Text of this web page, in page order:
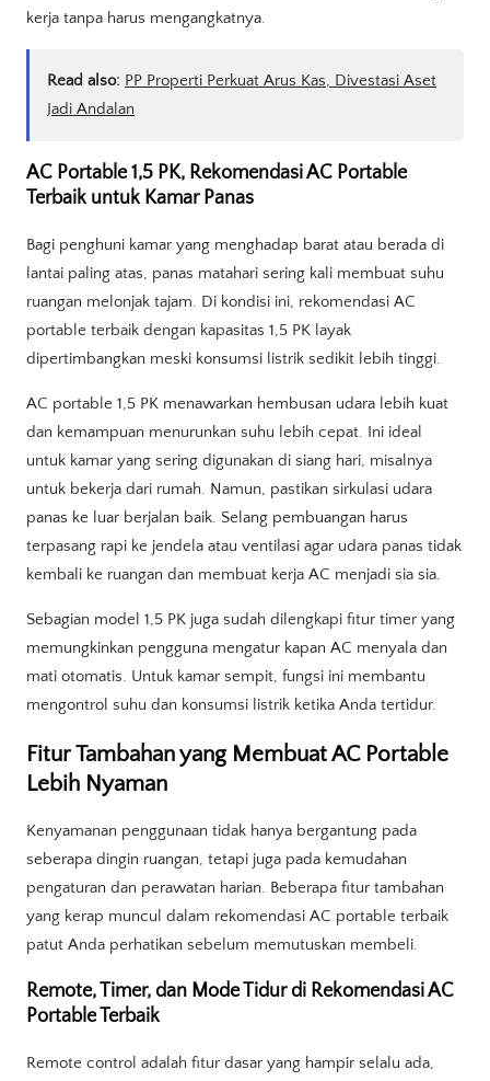
kerja tanpa harus mengangkatnya.
Read also: PP Properti Perkuat Arus Kas, Divestasi Aset
Jadi Andalan
AC Portable 1,5 PK, Rekomendasi AC Portable
Terbaik untuk Kamar Panas
Bagi penghuni kamar yang menghadap barat atau berada di
lantai paling atas, panas matahari sering kali membuat suhu
ruangan melonjak tajam. Di kondisi ini, rekomendasi AC
portable terbaik dengan kapasitas 1,5 PK layak
dipertimbangkan meski konsumsi listrik sedikit lebih tinggi.
AC portable 1,5 PK menawarkan hembusan udara lebih kuat
dan kemampuan menurunkan suhu lebih cepat. Ini ideal
untuk kamar yang sering digunakan di siang hari, misalnya
untuk bekerja dari rumah. Namun, pastikan sirkulasi udara
panas ke luar berjalan baik. Selang pembuangan harus
terpasang rapi ke jendela atau ventilasi agar udara panas tidak
kembali ke ruangan dan membuat kerja AC menjadi sia sia.
Sebagian model 1,5 PK juga sudah dilengkapi fitur timer yang
memungkinkan pengguna mengatur kapan AC menyala dan
mati otomatis. Untuk kamar sempit, fungsi ini membantu
mengontrol suhu dan konsumsi listrik ketika Anda tertidur.
Fitur Tambahan yang Membuat AC Portable
Lebih Nyaman
Kenyamanan penggunaan tidak hanya bergantung pada
seberapa dingin ruangan, tetapi juga pada kemudahan
pengaturan dan perawatan harian. Beberapa fitur tambahan
yang kerap muncul dalam rekomendasi AC portable terbaik
patut Anda perhatikan sebelum memutuskan membeli.
Remote, Timer, dan Mode Tidur di Rekomendasi AC
Portable Terbaik
Remote control adalah fitur dasar yang hampir selalu ada,